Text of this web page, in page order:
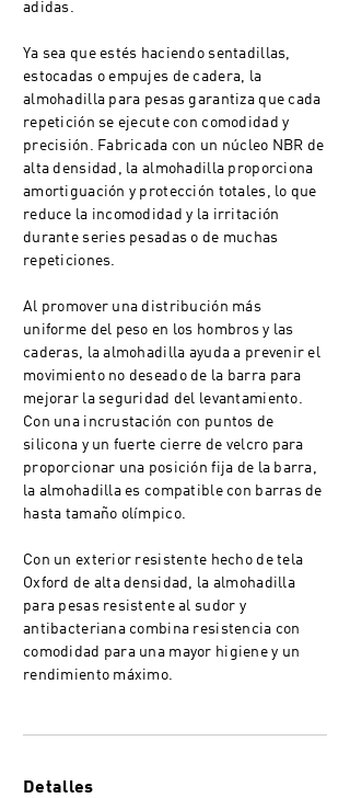
adidas.
Ya sea que estés haciendo sentadillas,
estocadas o empujes de cadera, la
almohadilla para pesas garantiza que cada
repetición se ejecute con comodidad y
precisión. Fabricada con un núcleo NBR de
alta densidad, la almohadilla proporciona
amortiguación y protección totales, lo que
reduce la incomodidad y la irritación
durante series pesadas o de muchas
repeticiones.
Al promover una distribución más
uniforme del peso en los hombros y las
caderas, la almohadilla ayuda a prevenir el
movimiento no deseado de la barra para
mejorar la seguridad del levantamiento.
Con una incrustación con puntos de
silicona y un fuerte cierre de velcro para
proporcionar una posición fija de la barra,
la almohadilla es compatible con barras de
hasta tamaño olímpico.
Con un exterior resistente hecho de tela
Oxford de alta densidad, la almohadilla
para pesas resistente al sudor y
antibacteriana combina resistencia con
comodidad para una mayor higiene y un
rendimiento máximo.
Detalles